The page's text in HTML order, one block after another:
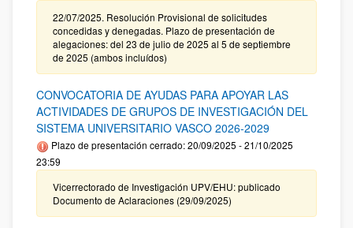
22/07/2025. Resolución Provisional de solicitudes
concedidas y denegadas. Plazo de presentación de
alegaciones: del 23 de julio de 2025 al 5 de septiembre
de 2025 (ambos incluídos)
CONVOCATORIA DE AYUDAS PARA APOYAR LAS
ACTIVIDADES DE GRUPOS DE INVESTIGACIÓN DEL
SISTEMA UNIVERSITARIO VASCO 2026-2029
Plazo de presentación cerrado: 20/09/2025 - 21/10/2025
23:59
Vicerrectorado de Investigación UPV/EHU: publicado
Documento de Aclaraciones (29/09/2025)